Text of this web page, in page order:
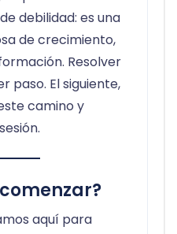
debilidad: es una
de crecimiento,
Resolver
paso. El siguiente,
camino y
aquí para